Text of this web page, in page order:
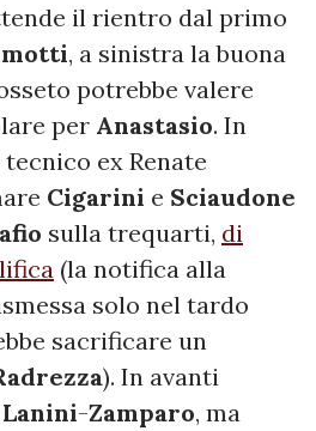
il rientro dal primo
, a sinistra la buona
potrebbe valere
per Anastasio. In
ex Renate
Cigarini e Sciaudone
sulla trequarti, di
(la notifica alla
solo nel tardo
sacrificare un
). In avanti
Lanini-Zamparo, ma